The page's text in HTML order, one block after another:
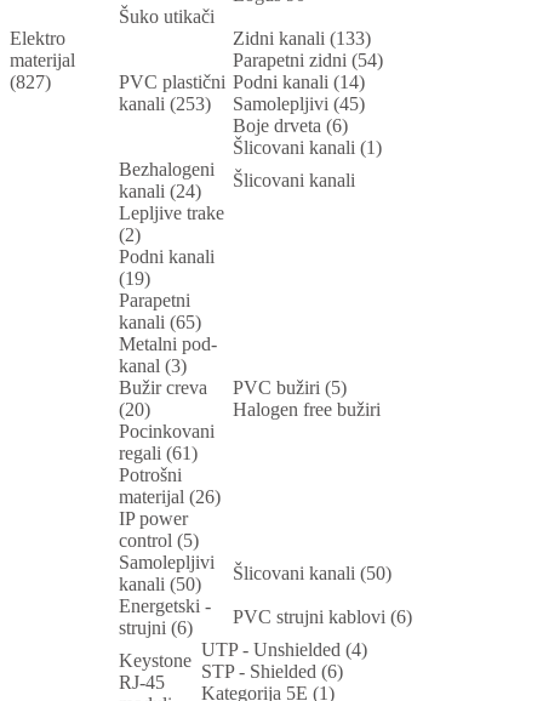
Elektro
materijal
(827)
Šuko utikači
PVC plastični
kanali (253)
Zidni kanali (133)
Parapetni zidni (54)
Podni kanali (14)
Samolepljivi (45)
Boje drveta (6)
Šlicovani kanali (1)
Bezhalogeni
kanali (24)
Šlicovani kanali
Lepljive trake
(2)
Podni kanali
(19)
Parapetni
kanali (65)
Metalni pod-
kanal (3)
Bužir creva
(20)
PVC bužiri (5)
Halogen free bužiri
Pocinkovani
regali (61)
Potrošni
materijal (26)
IP power
control (5)
Samolepljivi
kanali (50)
Šlicovani kanali (50)
Energetski -
strujni (6)
PVC strujni kablovi (6)
Keystone
RJ-45
UTP - Unshielded (4)
STP - Shielded (6)
Kategorija 5E (1)